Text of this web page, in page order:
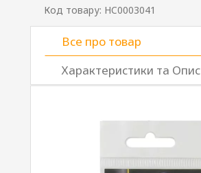
Код товару: HC0003041
Все про товар
Характеристики та Опис